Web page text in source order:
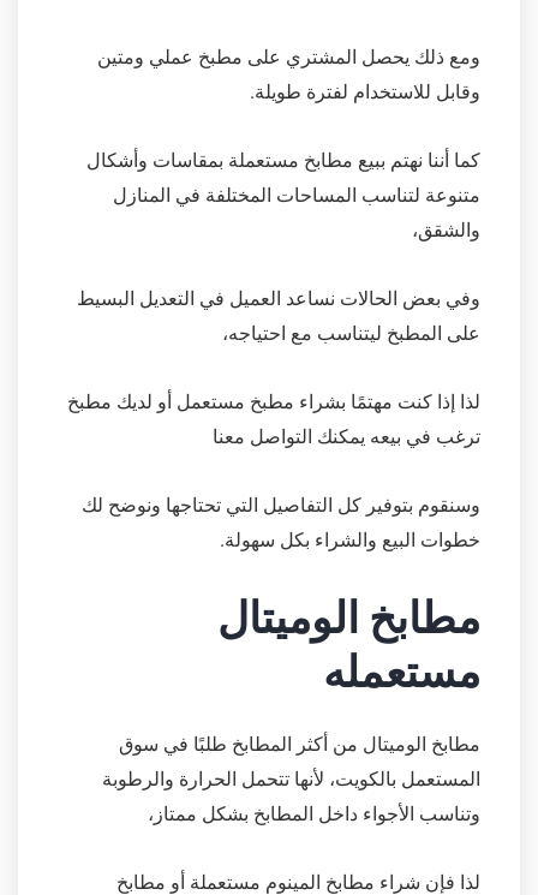
ومع ذلك يحصل المشتري على مطبخ عملي ومتين
وقابل للاستخدام لفترة طويلة.
كما أننا نهتم ببيع مطابخ مستعملة بمقاسات وأشكال
متنوعة لتناسب المساحات المختلفة في المنازل
والشقق،
وفي بعض الحالات نساعد العميل في التعديل البسيط
على المطبخ ليتناسب مع احتياجه،
لذا إذا كنت مهتمًا بشراء مطبخ مستعمل أو لديك مطبخ
ترغب في بيعه يمكنك التواصل معنا
وسنقوم بتوفير كل التفاصيل التي تحتاجها ونوضح لك
خطوات البيع والشراء بكل سهولة.
مطابخ الوميتال
مستعمله
مطابخ الوميتال من أكثر المطابخ طلبًا في سوق
المستعمل بالكويت، لأنها تتحمل الحرارة والرطوبة
وتناسب الأجواء داخل المطابخ بشكل ممتاز،
لذا فإن شراء مطابخ المينوم مستعملة أو مطابخ